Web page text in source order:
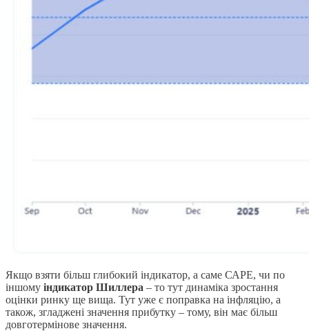
Якщо взяти більш глибокий індикатор, а саме САРЕ, чи по
іншому індикатор Шиллера – то тут динаміка зростання
оцінки ринку ще вища. Тут уже є поправка на інфляцію, а
також, згладжені значення прибутку – тому, він має більш
довготермінове значення.